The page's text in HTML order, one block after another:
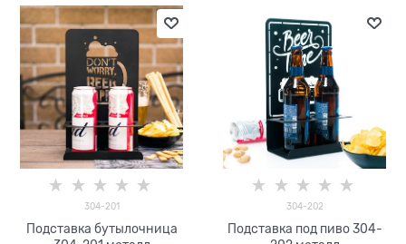
304-201
Подставка бутылочница
304-202
Подставка под пиво 304-